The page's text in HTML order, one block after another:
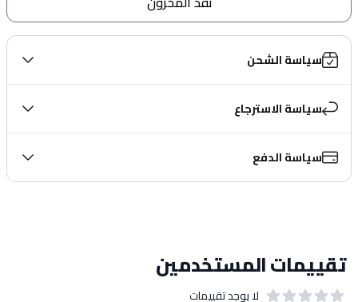
سياسة الشحن
سياسة الاسترجاع
سياسة الدفع
تقييمات المستخدمين
لا يوجد تقييمات